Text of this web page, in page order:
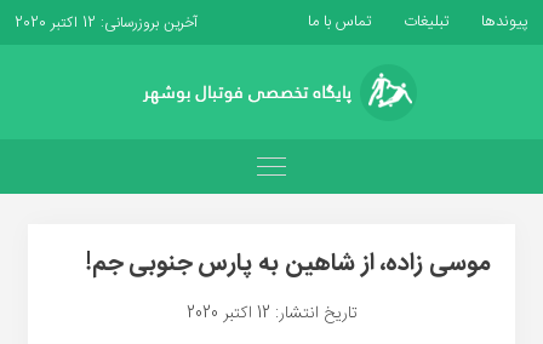
پیوندها تبلیغات تماس با ما آخرین بروزرسانی: 12 اکتبر 2020
موسی زاده، از شاهین به پارس جنوبی جم!
تاریخ انتشار: 12 اکتبر 2020